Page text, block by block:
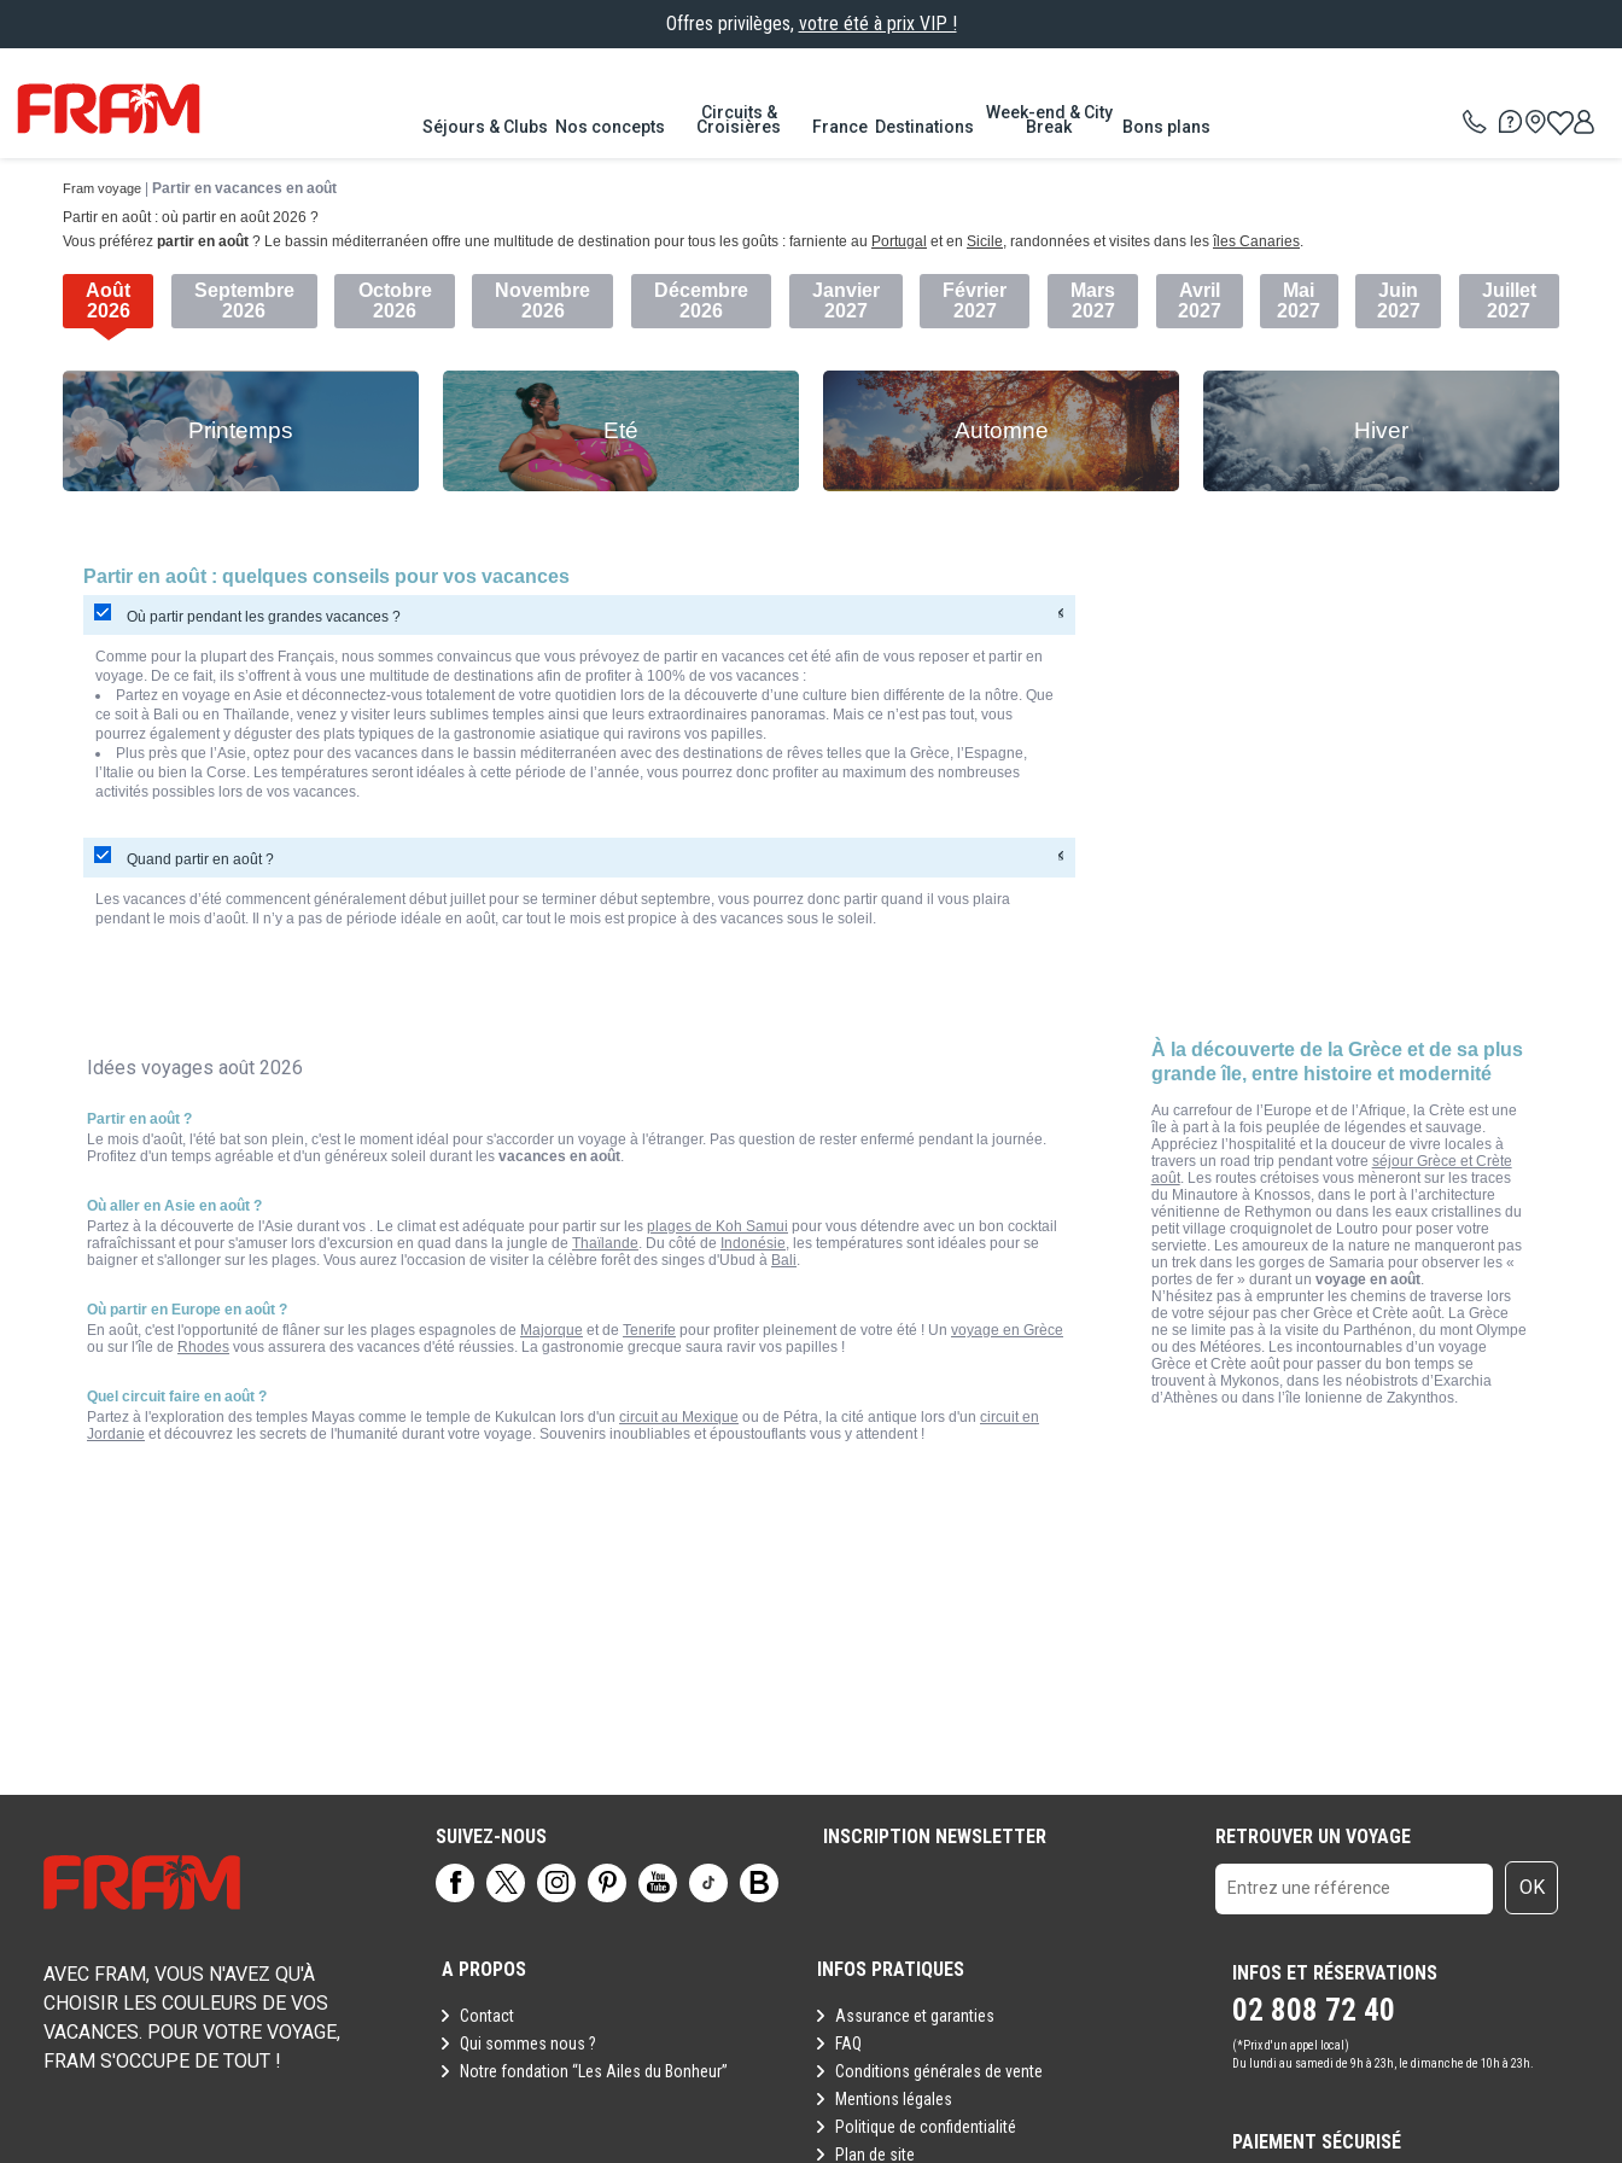
Offres privilèges, votre été à prix VIP !
Séjours & Clubs Nos concepts
Circuits &
Croisières France Destinations
Week-end & City
Break Bons plans
Inscrivez-vousetrecevez
Fram voyage
Partir en vacances en août
Partir en août : où partir en août 2026 ?
Vous préférez partir en août ? Le bassin méditerranéen offre une multitude de destination pour tous les goûts : farniente au Portugal et en Sicile, randonnées et visites dans les îles Canaries.
Août
2026
Septembre
2026
Octobre
2026
Novembre
2026
Décembre
2026
Janvier
2027
Février
2027
Mars
2027
Avril
2027
Mai
2027
Juin
2027
Juillet
2027
Printemps Eté Automne Hiver
Partir en août : quelques conseils pour vos vacances
Où partir pendant les grandes vacances ?
Comme pour la plupart des Français, nous sommes convaincus que vous prévoyez de partir en vacances cet été afin de vous reposer et partir en
voyage. De ce fait, ils s’offrent à vous une multitude de destinations afin de profiter à 100% de vos vacances :
Partez en voyage en Asie et déconnectez-vous totalement de votre quotidien lors de la découverte d’une culture bien différente de la nôtre. Que
ce soit à Bali ou en Thaïlande, venez y visiter leurs sublimes temples ainsi que leurs extraordinaires panoramas. Mais ce n’est pas tout, vous
pourrez également y déguster des plats typiques de la gastronomie asiatique qui ravirons vos papilles.
Plus près que l’Asie, optez pour des vacances dans le bassin méditerranéen avec des destinations de rêves telles que la Grèce, l’Espagne,
l’Italie ou bien la Corse. Les températures seront idéales à cette période de l’année, vous pourrez donc profiter au maximum des nombreuses
activités possibles lors de vos vacances.
Quand partir en août ?
Les vacances d’été commencent généralement début juillet pour se terminer début septembre, vous pourrez donc partir quand il vous plaira
pendant le mois d’août. Il n’y a pas de période idéale en août, car tout le mois est propice à des vacances sous le soleil.
Idées voyages août 2026
Partir en août ?
Le mois d'août, l'été bat son plein, c'est le moment idéal pour s'accorder un voyage à l'étranger. Pas question de rester enfermé pendant la journée.
Profitez d'un temps agréable et d'un généreux soleil durant les vacances en août.
Où aller en Asie en août ?
Partez à la découverte de l'Asie durant vos . Le climat est adéquate pour partir sur les plages de Koh Samui pour vous détendre avec un bon cocktail
rafraîchissant et pour s'amuser lors d'excursion en quad dans la jungle de Thaïlande. Du côté de Indonésie, les températures sont idéales pour se
baigner et s'allonger sur les plages. Vous aurez l'occasion de visiter la célèbre forêt des singes d'Ubud à Bali.
Où partir en Europe en août ?
En août, c'est l'opportunité de flâner sur les plages espagnoles de Majorque et de Tenerife pour profiter pleinement de votre été ! Un voyage en Grèce
ou sur l'île de Rhodes vous assurera des vacances d'été réussies. La gastronomie grecque saura ravir vos papilles !
Quel circuit faire en août ?
Partez à l'exploration des temples Mayas comme le temple de Kukulcan lors d'un circuit au Mexique ou de Pétra, la cité antique lors d'un circuit en
Jordanie et découvrez les secrets de l'humanité durant votre voyage. Souvenirs inoubliables et époustouflants vous y attendent !
À la découverte de la Grèce et de sa plus
grande île, entre histoire et modernité
Au carrefour de l’Europe et de l’Afrique, la Crète est une
île à part à la fois peuplée de légendes et sauvage.
Appréciez l’hospitalité et la douceur de vivre locales à
travers un road trip pendant votre séjour Grèce et Crète
août. Les routes crétoises vous mèneront sur les traces
du Minautore à Knossos, dans le port à l’architecture
vénitienne de Rethymon ou dans les eaux cristallines du
petit village croquignolet de Loutro pour poser votre
serviette. Les amoureux de la nature ne manqueront pas
un trek dans les gorges de Samaria pour observer les «
portes de fer » durant un voyage en août.
N’hésitez pas à emprunter les chemins de traverse lors
de votre séjour pas cher Grèce et Crète août. La Grèce
ne se limite pas à la visite du Parthénon, du mont Olympe
ou des Météores. Les incontournables d’un voyage
Grèce et Crète août pour passer du bon temps se
trouvent à Mykonos, dans les néobistrots d’Exarchia
d’Athènes ou dans l’île Ionienne de Zakynthos.
SUIVEZ-NOUS INSCRIPTION NEWSLETTER RETROUVER UN VOYAGE
OK
AVEC FRAM, VOUS N'AVEZ QU'À
CHOISIR LES COULEURS DE VOS
VACANCES. POUR VOTRE VOYAGE,
FRAM S'OCCUPE DE TOUT !
A PROPOS
Contact
Qui sommes nous ?
Notre fondation “Les Ailes du Bonheur”
INFOS PRATIQUES
Assurance et garanties
FAQ
Conditions générales de vente
Mentions légales
Politique de confidentialité
Plan de site
INFOS ET RÉSERVATIONS
02 808 72 40
(*Prix d'un appel local)
Du lundi au samedi de 9h à 23h, le dimanche de 10h à 23h.
PAIEMENT SÉCURISÉ